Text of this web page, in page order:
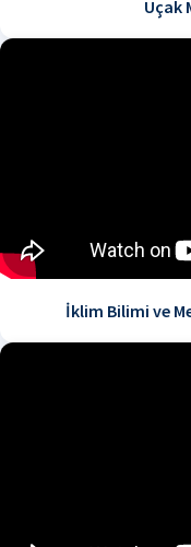
Uçak
İklim Bilimi ve